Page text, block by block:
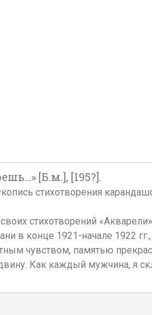
[Б.м.], [195?].
стихотворения
стихотворений
в конце 1921-начале 1922
чувством, памятью
Как каждый мужчина, я